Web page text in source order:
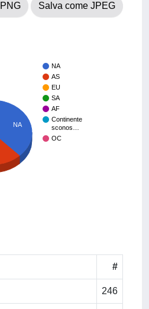
Salva come JPEG
NA
AS
EU
SA
AF
Continente
sconos…
OC
NA
#
246